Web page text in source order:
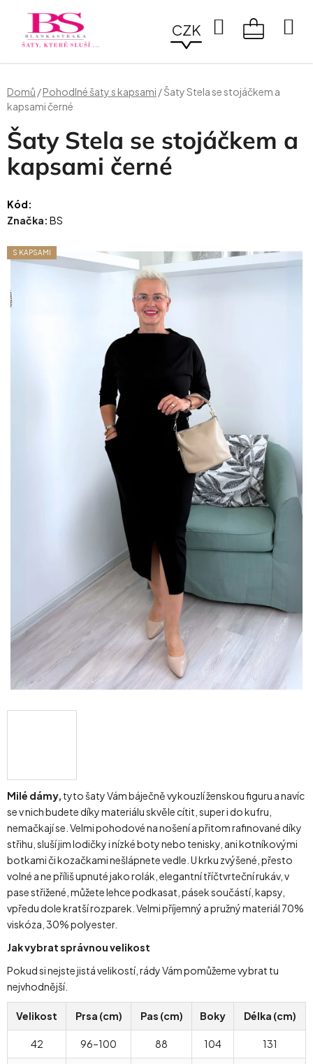
obsah
CZK
Hledat
Domů /Pohodlné šaty s kapsami /Šaty Stela se stojáčkem a
kapsami černé
Milé dámy, tyto šaty Vám báječně vykouzlí ženskou figuru a navíc
se v nich budete díky materiálu skvěle cítit, super i do kufru,
nemačkají se. Velmi pohodové na nošení a přitom rafinované díky
střihu, sluší jim lodičky i nízké boty nebo tenisky, ani kotníkovými
botkami či kozačkami nešlápnete vedle. U krku zvýšené, přesto
volné a ne příliš upnuté jako rolák, elegantní tříčtvrteční rukáv, v
pase střižené, můžete lehce podkasat, pásek součástí, kapsy,
vpředu dole kratší rozparek. Velmi příjemný a pružný materiál 70%
viskóza, 30% polyester.
Jak vybrat správnou velikost
Pokud si nejste jistá velikostí, rády Vám pomůžeme vybrat tu
nejvhodnější.
Velikost Prsa (cm) Pas (cm) Boky Délka (cm)
42 96–100 88 104 131
Šaty Stela se stojáčkem a
kapsami černé
Kód:
Značka: BS
S KAPSAMI